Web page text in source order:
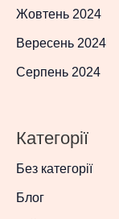
Жовтень 2024
Вересень 2024
Серпень 2024
Категорії
Без категорії
Блог